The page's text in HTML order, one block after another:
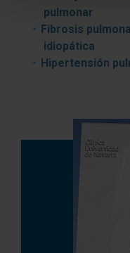
pulmonar
Fibrosis
idiopática
Hipertensión